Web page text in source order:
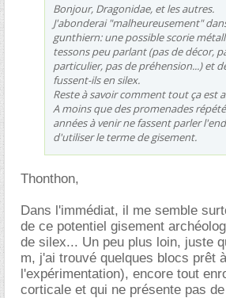
Bonjour, Dragonidae, et les autres.
J'abonderai "malheureusement"
gunthiern: une possible scorie
tessons peu parlant (pas de décor,
particulier, pas de préhension...) et
fussent-ils en silex.
Reste à savoir comment tout ça est
A moins que des promenades
années à venir ne fassent parler
d'utiliser le terme de gisement.
Thonthon,
Dans l'immédiat, il me semble
de ce potentiel gisement
de silex... Un peu plus loin, juste
m, j'ai trouvé quelques blocs prêt
l'expérimentation), encore tout
corticale et qui ne présente pas